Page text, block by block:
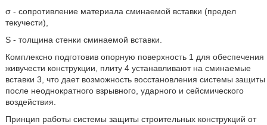
σ - сопротивление материала сминаемой вставки (предел
текучести),
S - толщина стенки сминаемой вставки.
Комплексно подготовив опорную поверхность 1 для обеспечения
живучести конструкции, плиту 4 устанавливают на сминаемые
вставки 3, что дает возможность восстановления системы защиты
после неоднократного взрывного, ударного и сейсмического
воздействия.
Принцип работы системы защиты строительных конструкций от